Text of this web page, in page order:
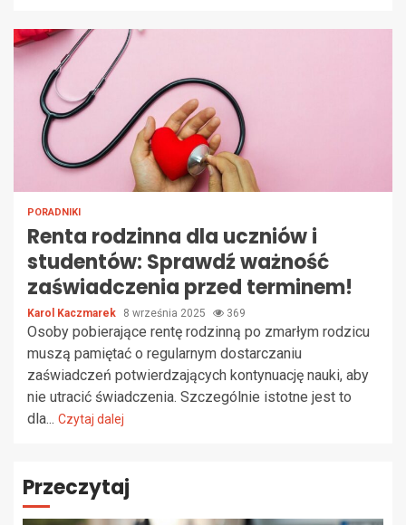
PORADNIKI
Renta rodzinna dla uczniów i
studentów: Sprawdź ważność
zaświadczenia przed terminem!
Karol Kaczmarek 8 września 2025 369
Osoby pobierające rentę rodzinną po zmarłym rodzicu
muszą pamiętać o regularnym dostarczaniu
zaświadczeń potwierdzających kontynuację nauki, aby
nie utracić świadczenia. Szczególnie istotne jest to
dla... Czytaj dalej
Przeczytaj